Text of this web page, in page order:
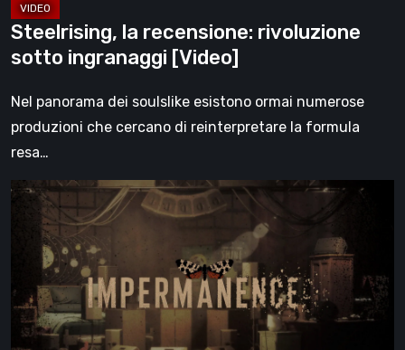
Steelrising, la recensione: rivoluzione
sotto ingranaggi [Video]
Nel panorama dei soulslike esistono ormai numerose
produzioni che cercano di reinterpretare la formula
resa…
Impermanence:
costruire
santuario
nel
teatro